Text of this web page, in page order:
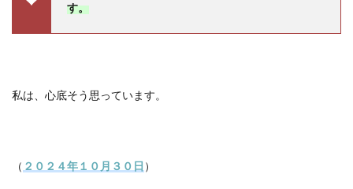
す。
私は、心底そう思っています。
（ ２０２４年１０月３０日 ）